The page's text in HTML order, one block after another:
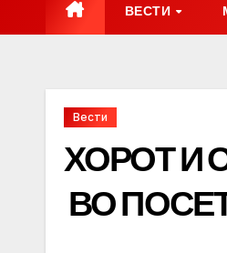
ВЕСТИ
Вести
ХОРОТ И
ВО